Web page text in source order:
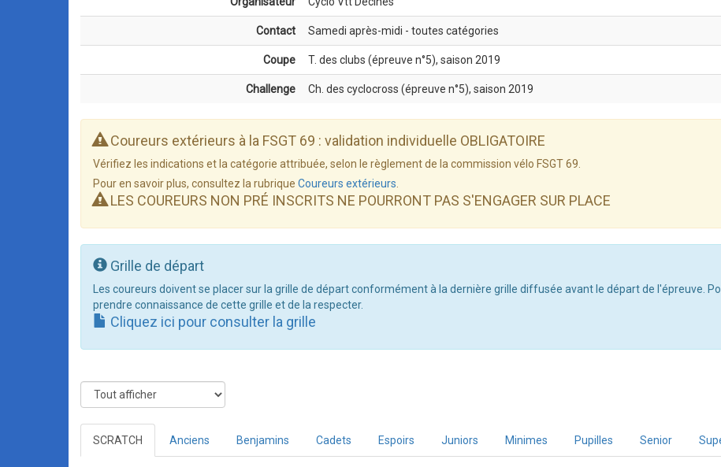
Contact Samedi après-midi - toutes catégories
Coupe T. des clubs (épreuve n°5), saison 2019
Challenge Ch. des cyclocross (épreuve n°5), saison 2019
Coureurs extérieurs à la FSGT 69 : validation individuelle OBLIGATOIRE
Vérifiez les indications et la catégorie attribuée, selon le règlement de la commission vélo FSGT 69.
Pour en savoir plus, consultez la rubrique Coureurs extérieurs
LES COUREURS NON PRÉ INSCRITS NE POURRONT PAS S'ENGAGER SUR PLACE
Grille de départ
Les coureurs doivent se placer sur la grille de départ conformément à la dernière grille diffusée avant le départ de l'épreuve.
prendre connaissance de cette grille et de la respecter.
Cliquez ici pour consulter la grille
SCRATCH Anciens Benjamins Cadets Espoirs Juniors Minimes Pupilles Senior